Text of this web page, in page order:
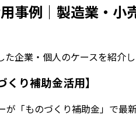
事例｜製造業・小
企業・個人のケースを紹介
り補助金活用】
が「ものづくり補助金」で最